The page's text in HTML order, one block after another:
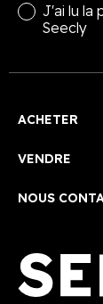
J'ai lu la
Seecly
ACHETER
VENDRE
NOUS